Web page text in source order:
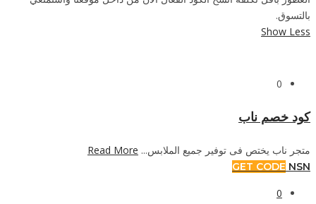
بالتسوق.
Show Less
0
كود خصم ناب
متجر ناب يختص فى توفير جميع الملابس... Read More
GET CODE NSN
0